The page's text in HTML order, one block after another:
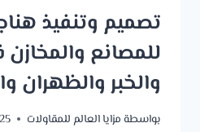
تصميم وتنفيذ
للمصانع
والخبر والظهران
بواسطة مزايا العالم للمقاولات